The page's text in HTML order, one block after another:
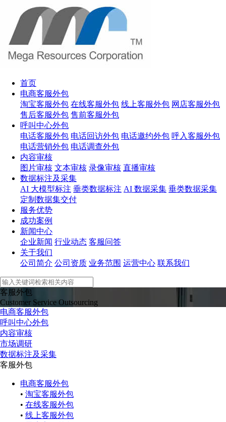
首页
电商客服外包
淘宝客服外包 在线客服外包 线上客服外包 网店客服外包
售后客服外包 售前客服外包
呼叫中心外包
电话客服外包 电话回访外包 电话邀约外包 呼入客服外包
电话营销外包 电话调查外包
内容审核
图片审核 文本审核 录像审核 直播审核
数据标注及采集
AI 大模型标注 垂类数据标注 AI 数据采集 垂类数据采集
定制数据集交付
服务优势
成功案例
新闻中心
企业新闻 行业动态 客服问答
关于我们
公司简介 公司资质 业务范围 运营中心 联系我们
客服外包
Customer Service Outsourcing
电商客服外包
呼叫中心外包
内容审核
市场调研
数据标注及采集
客服外包
电商客服外包
• 淘宝客服外包
• 在线客服外包
• 线上客服外包